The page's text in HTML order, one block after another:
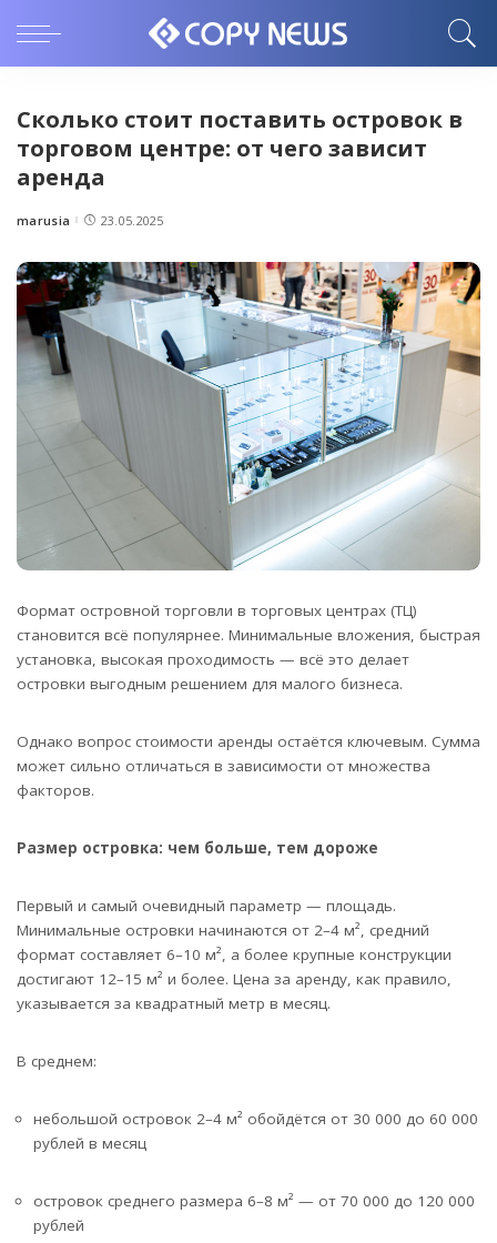
Сколько стоит поставить островок в
торговом центре: от чего зависит
аренда
Posted
marusia 23.05.2025
Формат островной торговли в торговых центрах (ТЦ)
становится всё популярнее. Минимальные вложения, быстрая
установка, высокая проходимость — всё это делает
островки выгодным решением для малого бизнеса.
Однако вопрос стоимости аренды остаётся ключевым. Сумма
может сильно отличаться в зависимости от множества
факторов.
Размер островка: чем больше, тем дороже
Первый и самый очевидный параметр — площадь.
Минимальные островки начинаются от 2–4 м², средний
формат составляет 6–10 м², а более крупные конструкции
достигают 12–15 м² и более. Цена за аренду, как правило,
указывается за квадратный метр в месяц.
В среднем:
небольшой островок 2–4 м² обойдётся от 30 000 до 60 000
рублей в месяц
островок среднего размера 6–8 м² — от 70 000 до 120 000
рублей